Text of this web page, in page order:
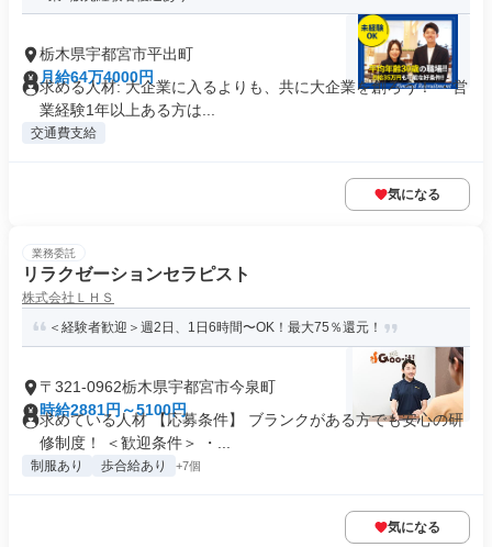
栃木県宇都宮市平出町
月給64万4000円
求める人材: 大企業に入るよりも、共に大企業を創ろう！ ・営
業経験1年以上ある方は...
交通費支給
気になる
業務委託
リラクゼーションセラピスト
株式会社ＬＨＳ
＜経験者歓迎＞週2日、1日6時間〜OK！最大75％還元！
〒321-0962栃木県宇都宮市今泉町
時給2881円～5100円
求めている人材 【応募条件】 ブランクがある方でも安心の研
修制度！ ＜歓迎条件＞ ・...
制服あり 歩合給あり +7個
気になる